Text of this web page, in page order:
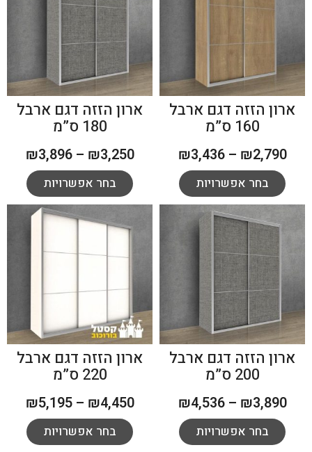
ארון הזזה דגם ארבל
160 ס”מ
₪2,790
–
₪3,436
בחר אפשרויות
ארון הזזה דגם ארבל
180 ס”מ
₪3,250
–
₪3,896
בחר אפשרויות
ארון הזזה דגם ארבל
200 ס”מ
₪3,890
–
₪4,536
בחר אפשרויות
ארון הזזה דגם ארבל
220 ס”מ
₪4,450
–
₪5,195
בחר אפשרויות